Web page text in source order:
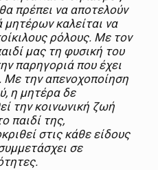
πρέπει να αποτελούν
μητέρων καλείται να
ρόλους. Με τον
μας τη φυσική του
παρηγοριά που έχει
Με την απενοχοποίηση
η μητέρα δε
την κοινωνική ζωή
παιδί της,
στις κάθε είδους
σε